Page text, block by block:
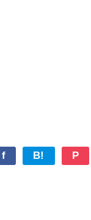
f B! P